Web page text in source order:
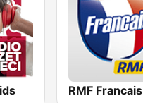
RMF Francais